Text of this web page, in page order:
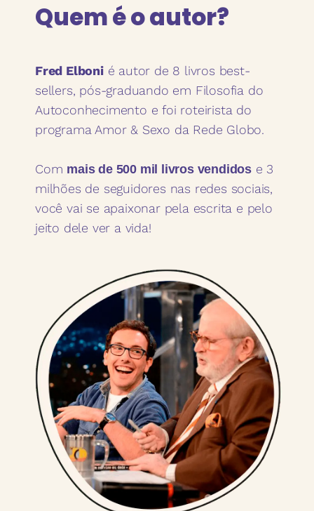
Quem é o autor?
Fred Elboni é autor de 8 livros best-
sellers, pós-graduando em Filosofia do
Autoconhecimento e foi roteirista do
programa Amor & Sexo da Rede Globo.
Com mais de 500 mil livros vendidos e 3
milhões de seguidores nas redes sociais,
você vai se apaixonar pela escrita e pelo
jeito dele ver a vida!